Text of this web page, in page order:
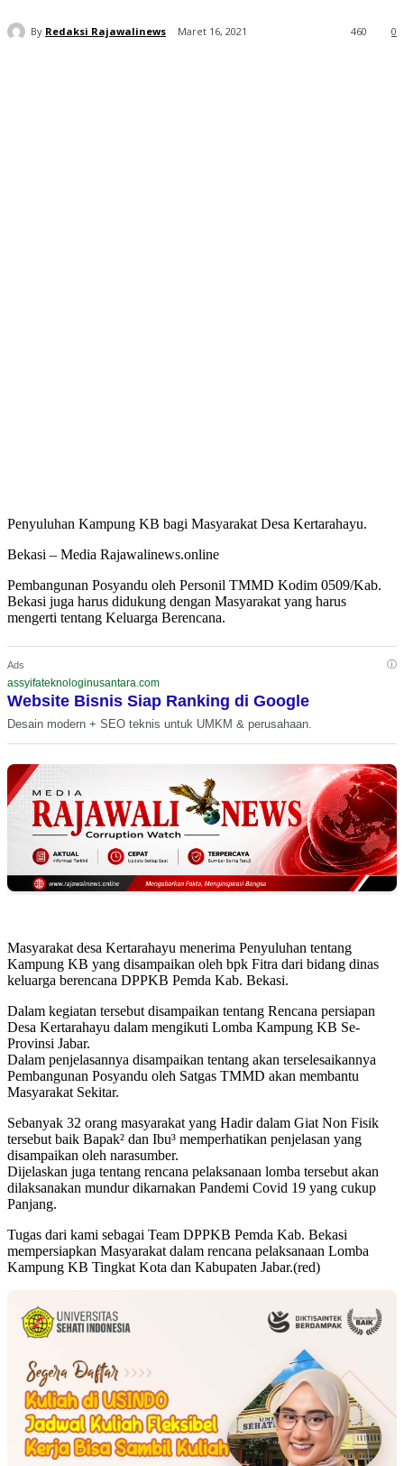
By Redaksi Rajawalinews Maret 16, 2021 0
460
Penyuluhan Kampung KB bagi Masyarakat Desa Kertarahayu.
Bekasi – Media Rajawalinews.online
Pembangunan Posyandu oleh Personil TMMD Kodim 0509/Kab.
Bekasi juga harus didukung dengan Masyarakat yang harus
mengerti tentang Keluarga Berencana.
Ads ⓘ
assyifateknologinusantara.com
Website Bisnis Siap Ranking di Google
Desain modern + SEO teknis untuk UMKM & perusahaan.
Masyarakat desa Kertarahayu menerima Penyuluhan tentang
Kampung KB yang disampaikan oleh bpk Fitra dari bidang dinas
keluarga berencana DPPKB Pemda Kab. Bekasi.
Dalam kegiatan tersebut disampaikan tentang Rencana persiapan
Desa Kertarahayu dalam mengikuti Lomba Kampung KB Se-
Provinsi Jabar.
Dalam penjelasannya disampaikan tentang akan terselesaikannya
Pembangunan Posyandu oleh Satgas TMMD akan membantu
Masyarakat Sekitar.
Sebanyak 32 orang masyarakat yang Hadir dalam Giat Non Fisik
tersebut baik Bapak² dan Ibu³ memperhatikan penjelasan yang
disampaikan oleh narasumber.
Dijelaskan juga tentang rencana pelaksanaan lomba tersebut akan
dilaksanakan mundur dikarnakan Pandemi Covid 19 yang cukup
Panjang.
Tugas dari kami sebagai Team DPPKB Pemda Kab. Bekasi
mempersiapkan Masyarakat dalam rencana pelaksanaan Lomba
Kampung KB Tingkat Kota dan Kabupaten Jabar.(red)